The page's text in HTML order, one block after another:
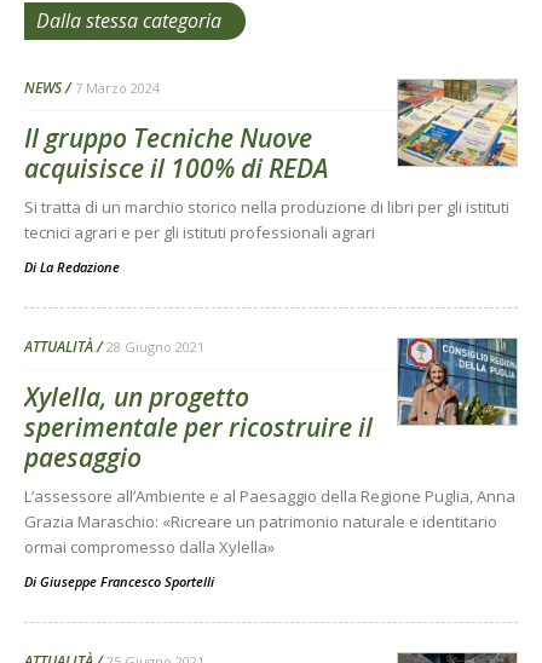
Dalla stessa categoria
NEWS 7 Marzo 2024
Il gruppo Tecniche Nuove
acquisisce il 100% di REDA
Si tratta di un marchio storico nella produzione di libri per gli istituti
tecnici agrari e per gli istituti professionali agrari
Di La Redazione
ATTUALITÀ 28 Giugno 2021
Xylella, un progetto
sperimentale per ricostruire il
paesaggio
L’assessore all’Ambiente e al Paesaggio della Regione Puglia, Anna
Grazia Maraschio: «Ricreare un patrimonio naturale e identitario
ormai compromesso dalla Xylella»
Di Giuseppe Francesco Sportelli